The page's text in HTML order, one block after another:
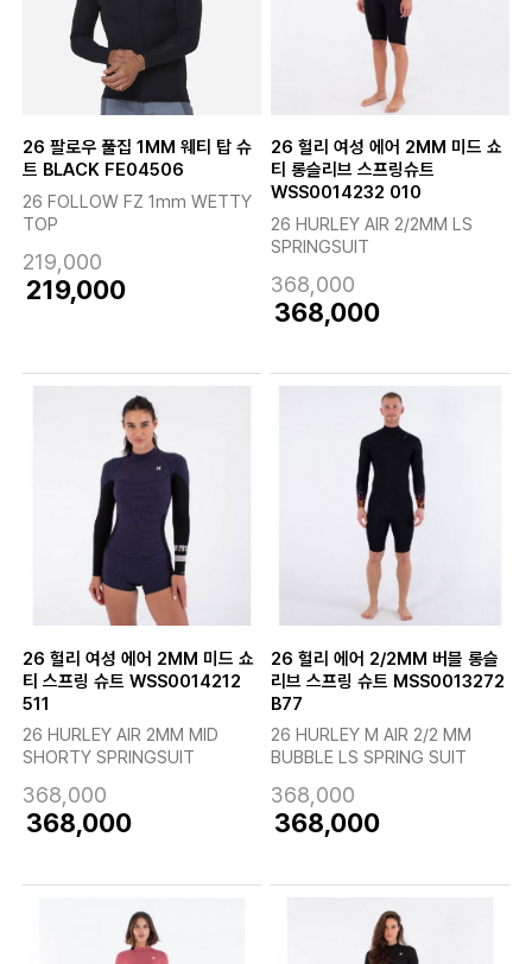
26 팔로우 풀집 1MM 웨티 탑 슈
트 BLACK FE04506
26 FOLLOW FZ 1mm WETTY
TOP
219,000
219,000
26 헐리 여성 에어 2MM 미드 쇼
티 롱슬리브 스프링슈트
WSS0014232 010
26 HURLEY AIR 2/2MM LS
SPRINGSUIT
368,000
368,000
26 헐리 여성 에어 2MM 미드 쇼
티 스프링 슈트 WSS0014212
511
26 HURLEY AIR 2MM MID
SHORTY SPRINGSUIT
368,000
368,000
26 헐리 에어 2/2MM 버블 롱슬
리브 스프링 슈트 MSS0013272
B77
26 HURLEY M AIR 2/2 MM
BUBBLE LS SPRING SUIT
368,000
368,000